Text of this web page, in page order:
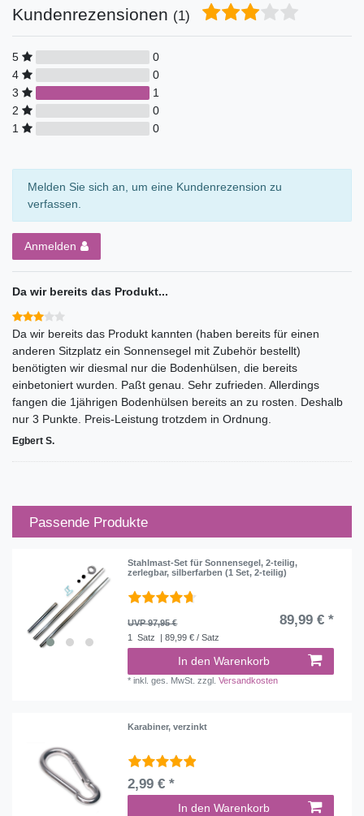
Kundenrezensionen (1)
5
0
4
0
3
1
2
0
1
0
Melden Sie sich an, um eine Kundenrezension zu
verfassen.
Anmelden
Da wir bereits das Produkt...
Da wir bereits das Produkt kannten (haben bereits für einen
anderen Sitzplatz ein Sonnensegel mit Zubehör bestellt)
benötigten wir diesmal nur die Bodenhülsen, die bereits
einbetoniert wurden. Paßt genau. Sehr zufrieden. Allerdings
fangen die 1jährigen Bodenhülsen bereits an zu rosten. Deshalb
nur 3 Punkte. Preis-Leistung trotzdem in Ordnung.
Egbert S.
Passende Produkte
Stahlmast-Set für Sonnensegel, 2-teilig,
zerlegbar, silberfarben (1 Set, 2-teilig)
UVP 97,95 € 89,99 € *
1 Satz | 89,99 € / Satz
In den Warenkorb
*inkl. ges. MwSt. zzgl.Versandkosten
Karabiner, verzinkt
2,99 € *
In den Warenkorb